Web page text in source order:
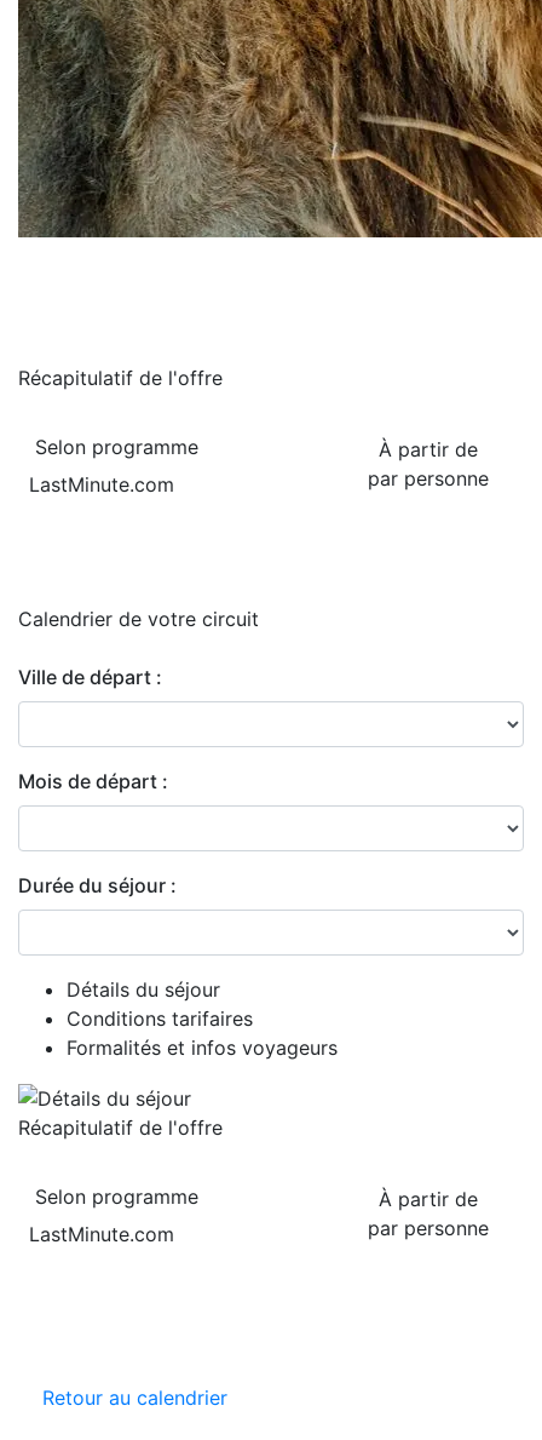
Récapitulatif de l'offre
À partir de
par personne
Selon programme
LastMinute.com
Calendrier de votre circuit
Ville de départ :
Mois de départ :
Durée du séjour :
Détails du séjour
Conditions tarifaires
Formalités et infos voyageurs
Récapitulatif de l'offre
À partir de
par personne
Selon programme
LastMinute.com
Retour au calendrier